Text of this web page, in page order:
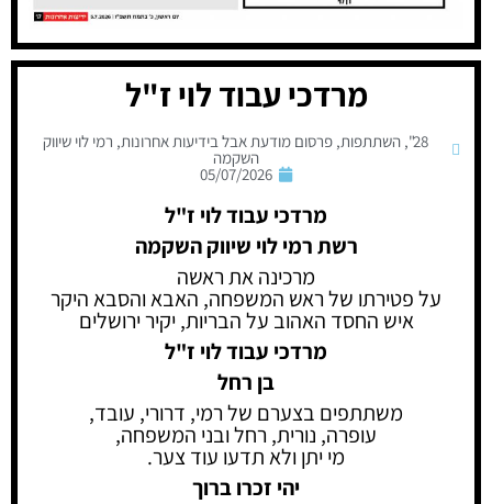
מרדכי עבוד לוי ז"ל
28"
, השתתפות, פרסום מודעת אבל בידיעות אחרונות, רמי לוי שיווק
השקמה
05/07/2026
מרדכי עבוד לוי ז"ל
רשת רמי לוי שיווק השקמה
מרכינה את ראשה
על פטירתו של ראש המשפחה, האבא והסבא היקר
איש החסד האהוב על הבריות, יקיר ירושלים
מרדכי עבוד לוי ז"ל
בן רחל
משתתפים בצערם של רמי, דרורי, עובד,
עופרה, נורית, רחל ובני המשפחה,
מי יתן ולא תדעו עוד צער.
יהי זכרו ברוך